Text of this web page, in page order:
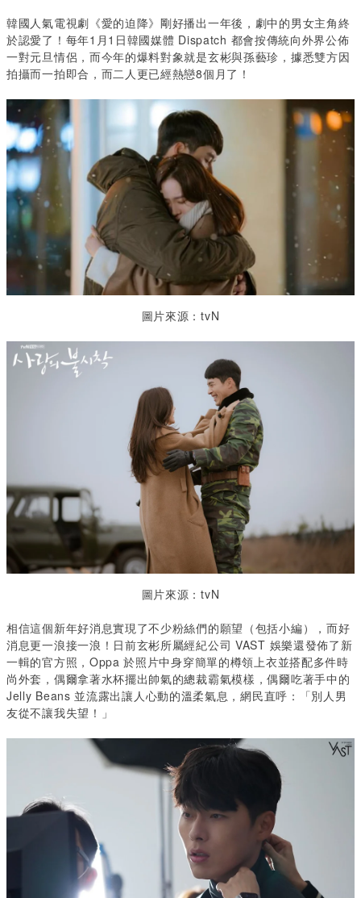
韓國人氣電視劇《愛的迫降》剛好播出一年後，劇中的男女主角終
於認愛了！每年1月1日韓國媒體 Dispatch 都會按傳統向外界公佈
一對元旦情侶，而今年的爆料對象就是玄彬與孫藝珍，據悉雙方因
拍攝而一拍即合，而二人更已經熱戀8個月了！
圖片來源：tvN
圖片來源：tvN
相信這個新年好消息實現了不少粉絲們的願望（包括小編），而好
消息更一浪接一浪！日前玄彬所屬經紀公司 VAST 娛樂還發佈了新
一輯的官方照，Oppa 於照片中身穿簡單的樽領上衣並搭配多件時
尚外套，偶爾拿著水杯擺出帥氣的總裁霸氣模樣，偶爾吃著手中的
Jelly Beans 並流露出讓人心動的溫柔氣息，網民直呼：「別人男
友從不讓我失望！」